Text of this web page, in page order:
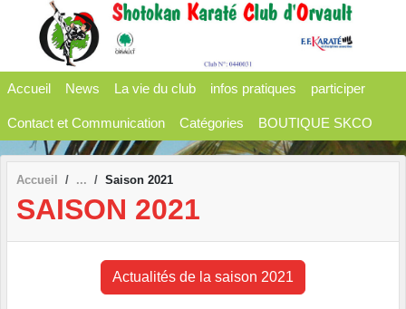
Accueil News La vie du club infos pratiques participer
Contact et Communication Catégories BOUTIQUE SKCO
Accueil Saison 2021
SAISON 2021
Actualités de la saison 2021
Panneau de gestion des cookies